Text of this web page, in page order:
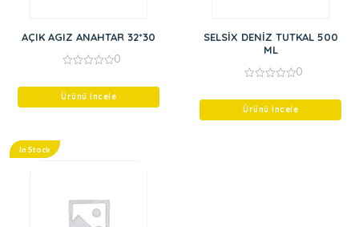
AÇIK AGIZ ANAHTAR 32*30
of
0
Ürünü İncele
SELSİX DENİZ TUTKAL 500
ML
of
0
Ürünü İncele
In Stock